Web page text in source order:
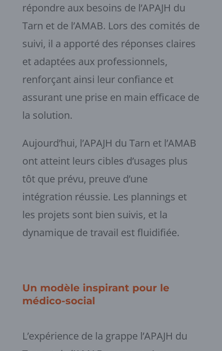
répondre aux besoins de l’APAJH du
Tarn et de l’AMAB. Lors des comités de
suivi, il a apporté des réponses claires
et adaptées aux professionnels,
renforçant ainsi leur confiance et
assurant une prise en main efficace de
la solution.
Aujourd’hui, l’APAJH du Tarn et l’AMAB
ont atteint leurs cibles d’usages plus
tôt que prévu, preuve d’une
intégration réussie. Les plannings et
les projets sont bien suivis, et la
dynamique de travail est fluidifiée.
Un modèle inspirant pour le
médico-social
L’expérience de la grappe l’APAJH du